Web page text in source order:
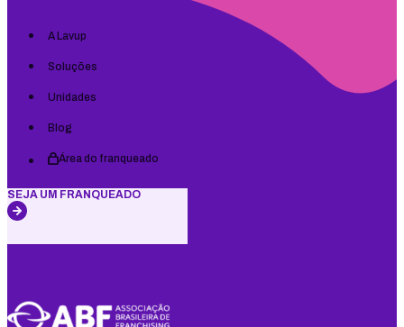
A Lavup
Soluções
Unidades
Blog
Área do franqueado
SEJA UM FRANQUEADO